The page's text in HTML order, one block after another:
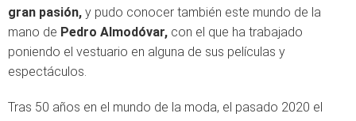
gran pasión, y pudo conocer también este mundo de la
mano de Pedro Almodóvar, con el que ha trabajado
poniendo el vestuario en alguna de sus películas y
espectáculos.
Tras 50 años en el mundo de la moda, el pasado 2020 el